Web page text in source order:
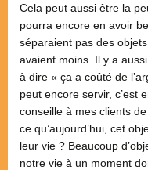
Cela peut aussi être la
pourra encore en avoir
séparaient pas des
avaient moins. Il y a
à dire « ça a coûté de
peut encore servir, c’est
conseille à mes clients
ce qu’aujourd’hui, cet
leur vie ? Beaucoup
notre vie à un moment